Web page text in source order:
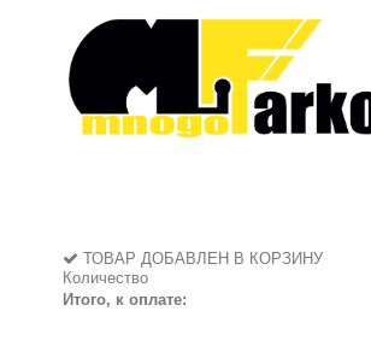
ТОВАР ДОБАВЛЕН В КОРЗИНУ
Количество
Итого, к оплате: